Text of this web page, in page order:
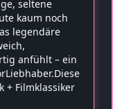
seltene
kaum noch
legendäre
anfühlt – ein
+ Filmklassiker